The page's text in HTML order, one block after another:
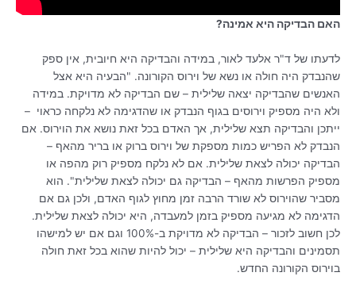
האם הבדיקה היא אמינה?
לדעתו של ד"ר אלעד לאור, במידה והבדיקה היא חיובית, אין ספק
שהנבדק היה חולה או נשא של וירוס הקורונה. "הבעיה היא אצל
האנשים שהבדיקה יצאה שלילית – שם הבדיקה לא מדויקת. במידה
ולא היה מספיק וירוסים בגוף הנבדק או שהדגימה לא נלקחה כראוי –
ייתכן והבדיקה תצא שלילית, אך האדם בכל זאת נושא את הוירוס. אם
הנבדק לא הפריש כמות מספקת של וירוס ברוק או בריר מהאף –
הבדיקה יכולה לצאת שלילית. אם לא נלקח מספיק רוק מהפה או
מספיק הפרשות מהאף – הבדיקה גם יכולה לצאת שלילית". הוא
מסביר שהוירוס לא שורד הרבה זמן מחוץ לגוף האדם, ולכן גם אם
הדגימה לא מגיעה מספיק בזמן למעבדה, היא יכולה לצאת שלילית.
לכן חשוב לזכור – הבדיקה לא מדויקת ב-100% וגם אם יש למישהו
תסמינים והבדיקה היא שלילית – יכול להיות שהוא בכל זאת חולה
בוירוס הקורונה החדש.